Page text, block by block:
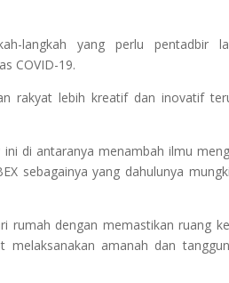
langkah yang perlu pentadbir
COVID-19.
rakyat lebih kreatif dan inovatif
di antaranya menambah ilmu
sebagainya yang dahulunya
rumah dengan memastikan ruang
amanah dan